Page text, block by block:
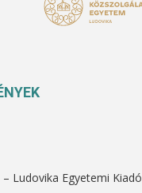
Ludovika Egyetemi Kiadó